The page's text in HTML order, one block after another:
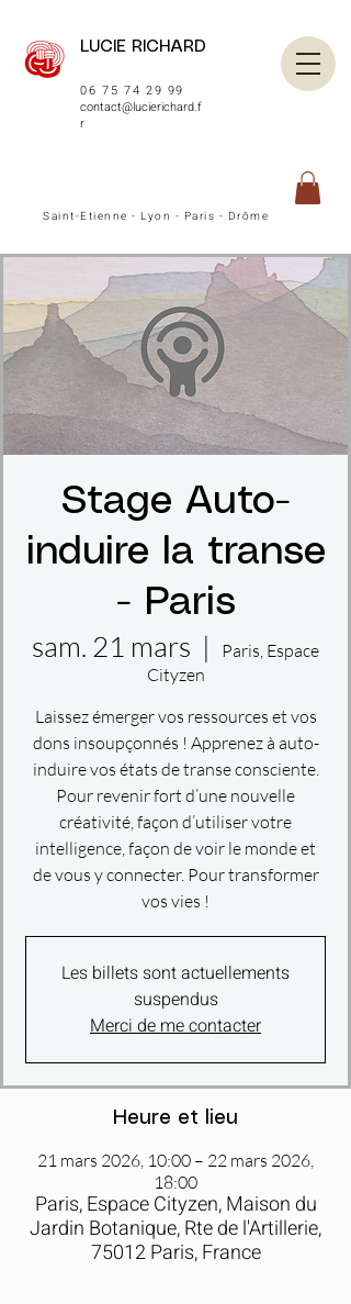
LUCIE RICHARD
06 75 74 29 99
contact@lucierichard.f
r
Saint-Etienne - Lyon - Paris - Drôme
Stage Auto-
induire la transe
- Paris
sam. 21 mars
  |
Paris, Espace
Cityzen
Laissez émerger vos ressources et vos
dons insoupçonnés ! Apprenez à auto-
induire vos états de transe consciente.
Pour revenir fort d’une nouvelle
créativité, façon d’utiliser votre
intelligence, façon de voir le monde et
de vous y connecter. Pour transformer
vos vies !
Les billets sont actuellements
suspendus
Merci de me contacter
Heure et lieu
21 mars 2026, 10:00 – 22 mars 2026,
18:00
Paris, Espace Cityzen, Maison du
Jardin Botanique, Rte de l'Artillerie,
75012 Paris, France